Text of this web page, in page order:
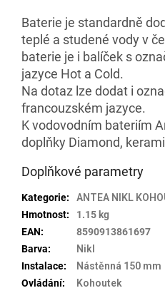
Baterie je standardně
teplé a studené vody v
baterie je i balíček s
jazyce Hot a Cold.
Na dotaz lze dodat i
francouzském jazyce.
K vodovodním bateriím
doplňky Diamond,
Doplňkové parametry
Kategorie:
ANTEA NIKL
Hmotnost:
1.15 kg
EAN:
8590913861697
Barva:
Nikl
Instalace:
Nástěnná 150 mm
Ovládání:
Kohoutek